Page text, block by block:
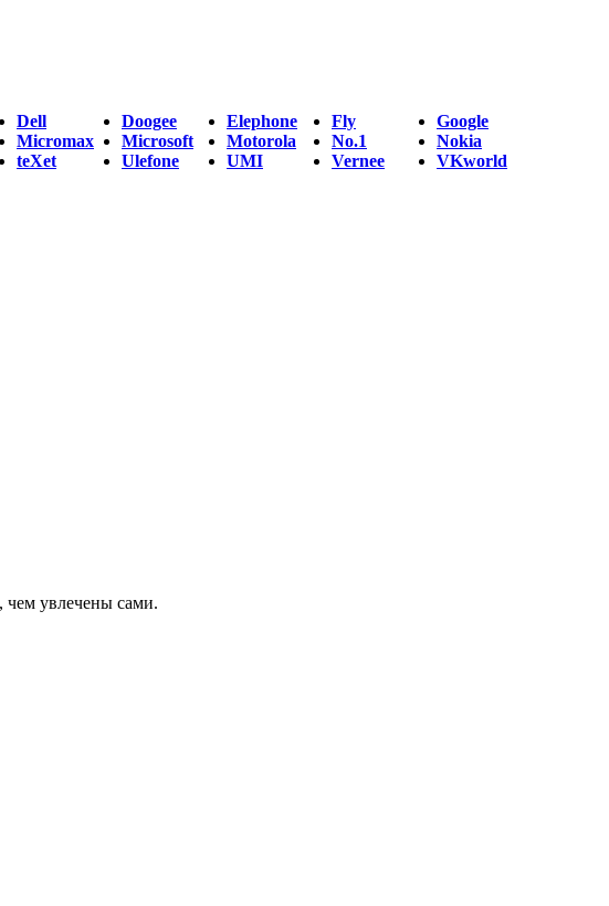
Dell Doogee Elephone Fly
Google
Micromax Microsoft Motorola No.1
Nokia
teXet Ulefone UMI Vernee
VKworld
увлечены сами.